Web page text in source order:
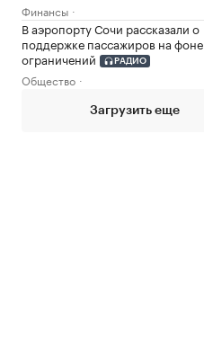
Финансы
В аэропорту Сочи рассказали о
поддержке пассажиров на фоне
ограничений
РАДИО
Общество
Загрузить еще